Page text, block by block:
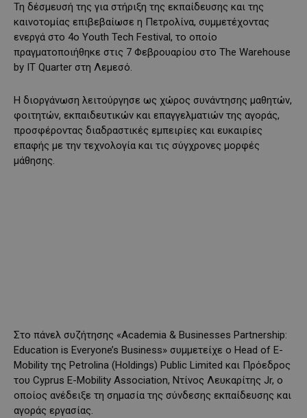
Τη δέσμευσή της για στήριξη της εκπαίδευσης και της
καινοτομίας επιβεβαίωσε η Πετρολίνα, συμμετέχοντας
ενεργά στο 4ο Youth Tech Festival, το οποίο
πραγματοποιήθηκε στις 7 Φεβρουαρίου στο The Warehouse
by IT Quarter στη Λεμεσό.
Η διοργάνωση λειτούργησε ως χώρος συνάντησης μαθητών,
φοιτητών, εκπαιδευτικών και επαγγελματιών της αγοράς,
προσφέροντας διαδραστικές εμπειρίες και ευκαιρίες
επαφής με την τεχνολογία και τις σύγχρονες μορφές
μάθησης.
Στο πάνελ συζήτησης «Academia & Businesses Partnership:
Education is Everyone’s Business» συμμετείχε ο Head of E-
Mobility της Petrolina (Holdings) Public Limited και Πρόεδρος
του Cyprus E-Mobility Association, Ντίνος Λευκαρίτης Jr, ο
οποίος ανέδειξε τη σημασία της σύνδεσης εκπαίδευσης και
αγοράς εργασίας.